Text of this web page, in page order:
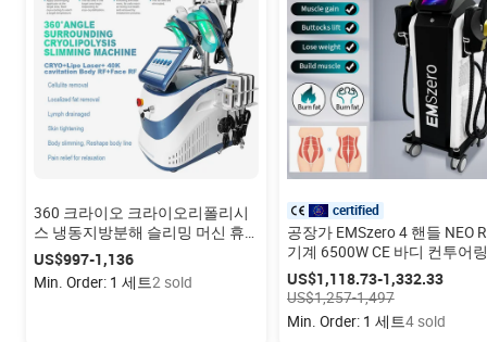
360 크라이오 크라이오리폴리시
스 냉동지방분해 슬리밍 머신 휴
대용 지방분해기 쿨테크 셀룰라이
트 감소 기계
US$997-1,136
Min. Order: 1 세트2 sold
certified
공장가 EMSzero 4 핸들 NEO
기계 6500W CE 바디 컨투어
반저 쿠션 옵션 근육 조형
US$1,118.73-1,332.33
US$1,257-1,497
Min. Order: 1 세트4 sold